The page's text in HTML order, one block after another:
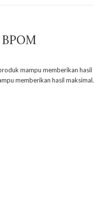
mampu memberikan hasil
memberikan hasil maksimal.